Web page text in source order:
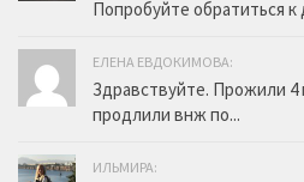
Попробуйте обратиться к
ЕЛЕНА ЕВДОКИМОВА:
Здравствуйте. Прожили 4
продлили внж по...
ИЛЬМИРА: